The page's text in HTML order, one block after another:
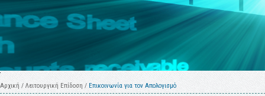
Αρχική / Λειτουργική Επίδοση / Επικοινωνία για τον Απολογισμό